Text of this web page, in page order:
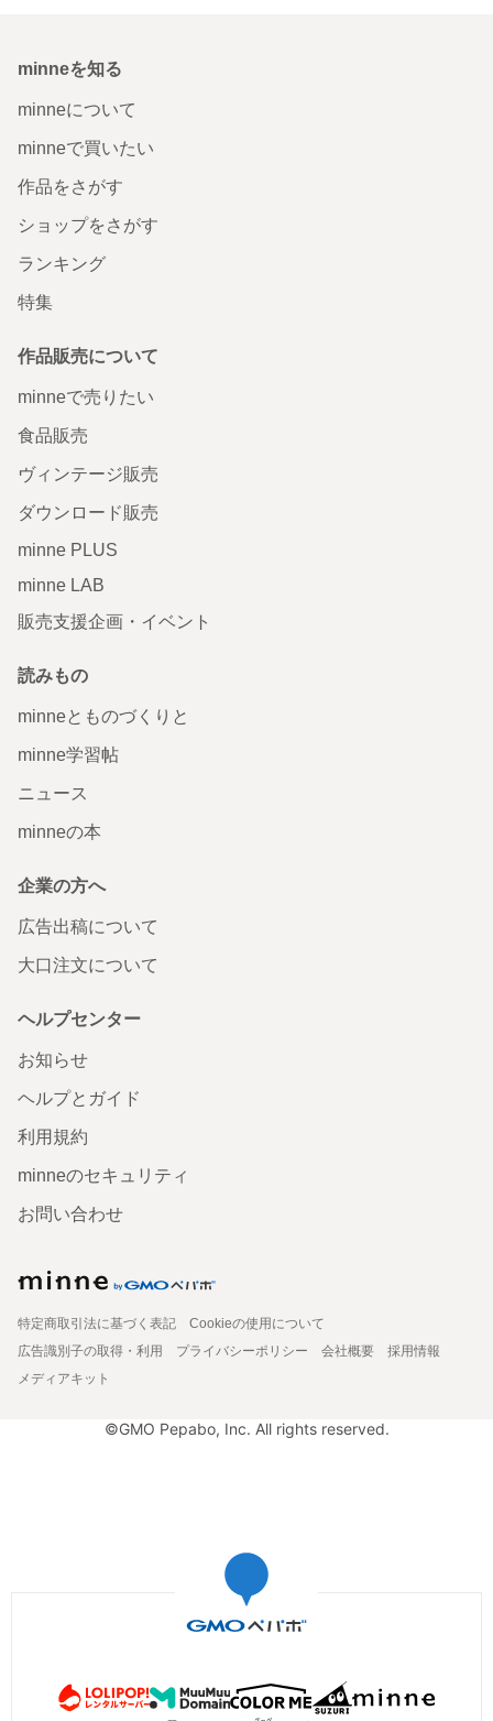
minneを知る
minneについて
minneで買いたい
作品をさがす
ショップをさがす
ランキング
特集
作品販売について
minneで売りたい
食品販売
ヴィンテージ販売
ダウンロード販売
minne PLUS
minne LAB
販売支援企画・イベント
読みもの
minneとものづくりと
minne学習帖
ニュース
minneの本
企業の方へ
広告出稿について
大口注文について
ヘルプセンター
お知らせ
ヘルプとガイド
利用規約
minneのセキュリティ
お問い合わせ
特定商取引法に基づく表記
Cookieの使用について
広告識別子の取得・利用
プライバシーポリシー 会社概要
採用情報
メディアキット
©GMO Pepabo, Inc. All rights reserved.